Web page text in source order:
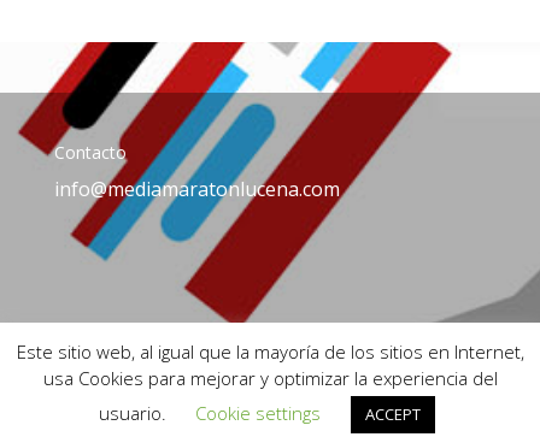
Contacto
info@mediamaratonlucena.com
© Media Maratón de Lucena - © Diseño y Fotografías: Corbella Thyzzar
Este sitio web, al igual que la mayoría de los sitios en Internet,
usa Cookies para mejorar y optimizar la experiencia del
usuario.
Cookie settings ACCEPT